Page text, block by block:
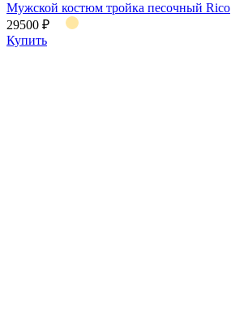
Мужской костюм тройка песочный Rico
29500 ₽
Купить